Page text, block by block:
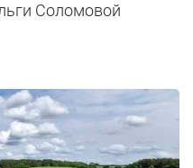
Соломовой